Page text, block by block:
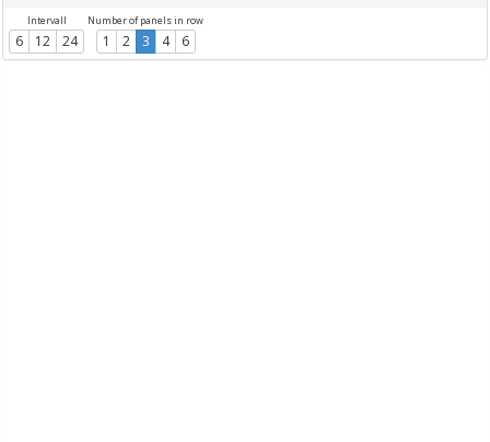
Intervall
6 12 24
Number of panels in row
1 2 3 4 6